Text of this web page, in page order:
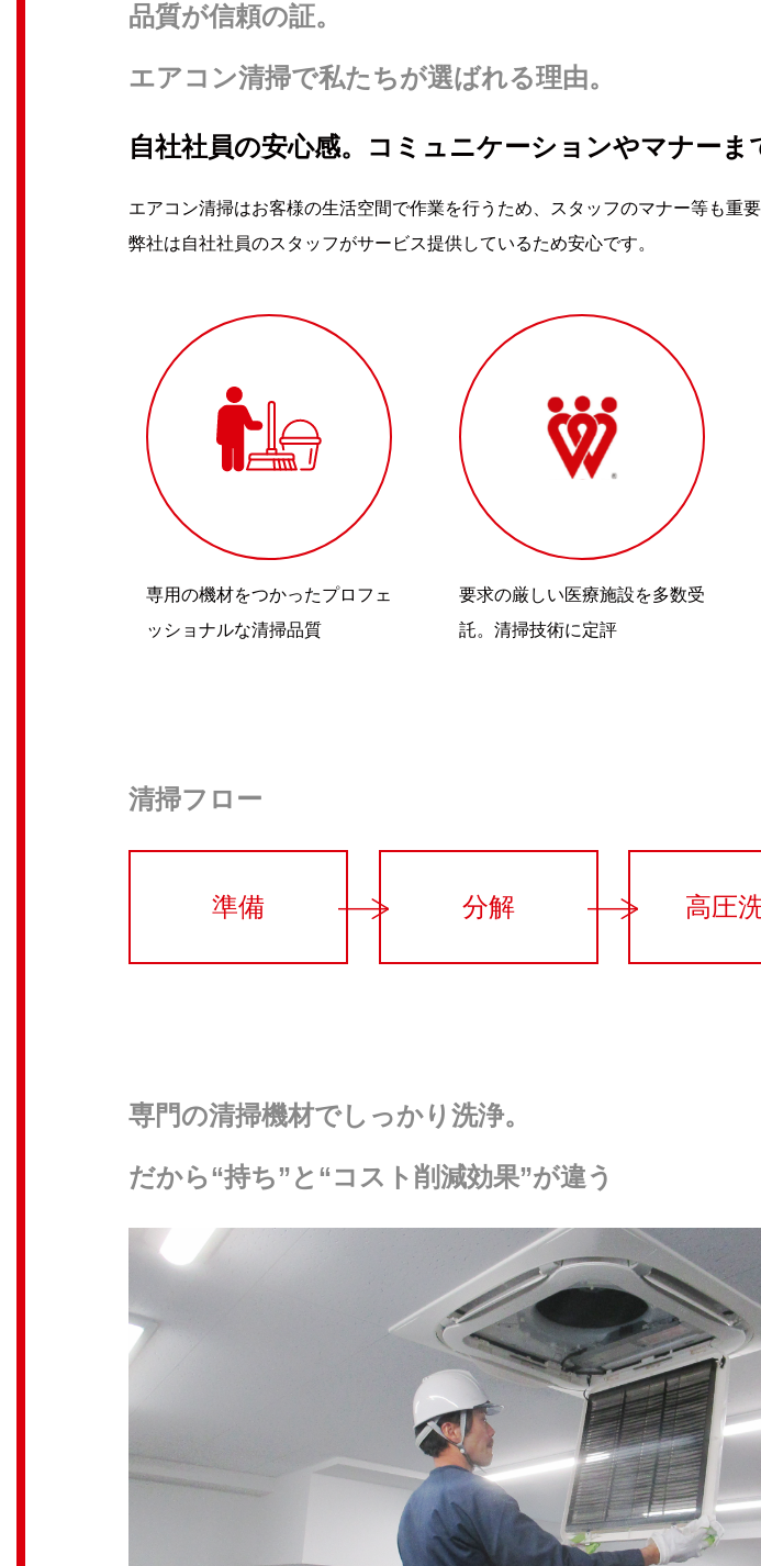
品質が信頼の証。
エアコン清掃で私たちが選ばれる理由。
自社社員の安心感。コミュニケーションやマナーま
エアコン清掃はお客様の生活空間で作業を行うため、スタッフのマナー等も重要
弊社は自社社員のスタッフがサービス提供しているため安心です。
専用の機材をつかったプロフェ
ッショナルな清掃品質
要求の厳しい医療施設を多数受
託。清掃技術に定評
清掃フロー
準備 分解 高圧
専門の清掃機材でしっかり洗浄。
だから“持ち”と“コスト削減効果”が違う